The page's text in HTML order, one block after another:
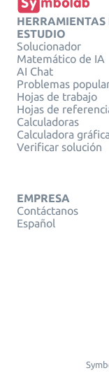
HERRAMIENTAS
ESTUDIO
Solucionador
Matemático de IA
AI Chat
Problemas
Hojas de trabajo
Hojas de
Calculadoras
Calculadora gráfica
Verificar solución
EMPRESA
Contáctanos
Español